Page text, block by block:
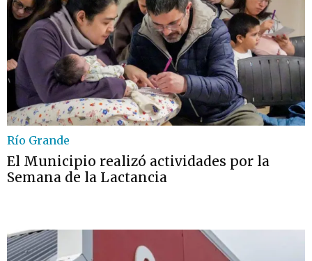
Río Grande
El Municipio realizó actividades por la
Semana de la Lactancia